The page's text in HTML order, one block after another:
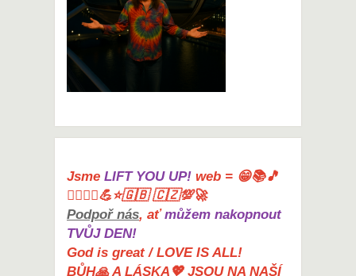
Jsme LIFT YOU UP! web = 😁📚🎵
🤸‍♀️🏋️‍♀️💪⭐🇬🇧 🇨🇿💯🚀
Podpoř nás, aťmůžem nakopnout
TVŮJ DEN!
God is great / LOVE IS ALL!
BŮH🙏 A LÁSKA💖 JSOU NA NAŠÍ